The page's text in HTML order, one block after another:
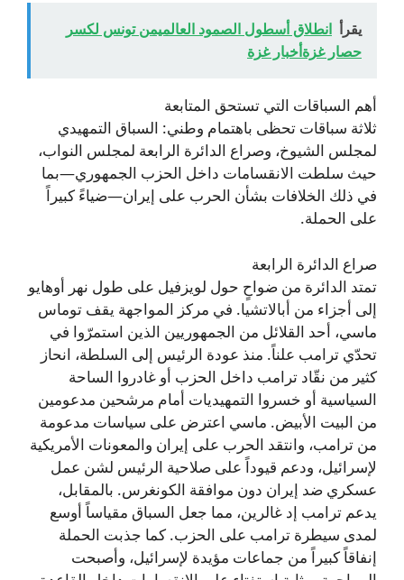
يقرأ انطلاق أسطول الصمود العالميمن تونس لكسر
حصار غزةأخبار غزة
أهم السباقات التي تستحق المتابعة
ثلاثة سباقات تحظى باهتمام وطني: السباق التمهيدي
لمجلس الشيوخ، وصراع الدائرة الرابعة لمجلس النواب،
حيث سلطت الانقسامات داخل الحزب الجمهوري—بما
في ذلك الخلافات بشأن الحرب على إيران—ضياءً كبيراً
على الحملة.
صراع الدائرة الرابعة
تمتد الدائرة من ضواحٍ حول لويزفيل على طول نهر أوهايو
إلى أجزاء من أبالاتشيا. في مركز المواجهة يقف توماس
ماسي، أحد القلائل من الجمهوريين الذين استمرّوا في
تحدّي ترامب علناً. منذ عودة الرئيس إلى السلطة، انحاز
كثير من نقّاد ترامب داخل الحزب أو غادروا الساحة
السياسية أو خسروا التمهيديات أمام مرشحين مدعومين
من البيت الأبيض. ماسي اعترض على سياسات مدعومة
من ترامب، وانتقد الحرب على إيران والمعونات الأمريكية
لإسرائيل، ودعم قيوداً على صلاحية الرئيس لشن عمل
عسكري ضد إيران دون موافقة الكونغرس. بالمقابل،
يدعم ترامب إد غالرين، مما جعل السباق مقياساً أوسع
لمدى سيطرة ترامب على الحزب. كما جذبت الحملة
إنفاقاً كبيراً من جماعات مؤيدة لإسرائيل، وأصبحت